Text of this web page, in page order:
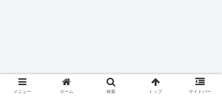
メニュー ホーム 検索 トップ サイドバー